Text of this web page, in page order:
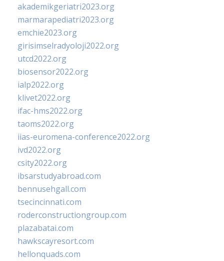
akademikgeriatri2023.org
marmarapediatri2023.org
emchie2023.org
girisimselradyoloji2022.org
utcd2022.org
biosensor2022.org
ialp2022.org
klivet2022.org
ifac-hms2022.org
taoms2022.org
iias-euromena-conference2022.org
ivd2022.org
csity2022.org
ibsarstudyabroad.com
bennusehgall.com
tsecincinnati.com
roderconstructiongroup.com
plazabatai.com
hawkscayresort.com
hellonquads.com